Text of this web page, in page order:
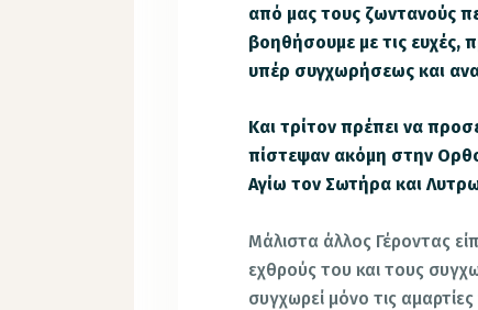
από μας τους ζωντανούς
βοηθήσουμε με τις ευχές,
υπέρ συγχωρήσεως και
Και τρίτον πρέπει να
πίστεψαν ακόμη στην
Αγίω τον Σωτήρα και
Μάλιστα άλλος Γέροντας
εχθρούς του και τους
συγχωρεί μόνο τις